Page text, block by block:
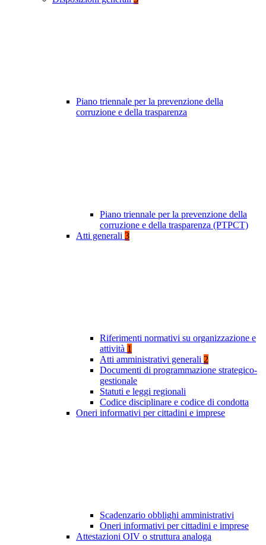
Piano triennale per la prevenzione della
corruzione e della trasparenza
Piano triennale per la prevenzione della
corruzione e della trasparenza (PTPCT)
Atti generali 3
Riferimenti normativi su organizzazione e
attività 1
Atti amministrativi generali 2
Documenti di programmazione strategico-
gestionale
Statuti e leggi regionali
Codice disciplinare e codice di condotta
Oneri informativi per cittadini e imprese
Scadenzario obblighi amministrativi
Oneri informativi per cittadini e imprese
Attestazioni OIV o struttura analoga